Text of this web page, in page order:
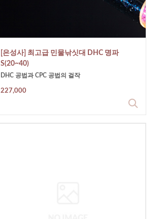
[은성사] 최고급 민물낚싯대 DHC 명파
S(20~40)
DHC 공법과 CPC 공법의 걸작
227,000